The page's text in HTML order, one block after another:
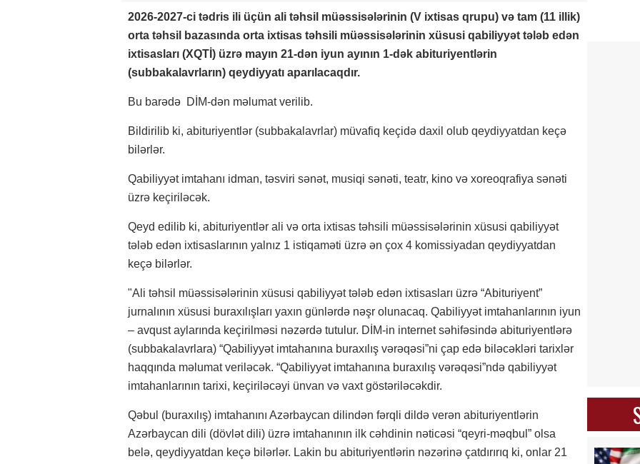
2026-2027-ci tədris ili üçün ali təhsil müəssisələrinin (V ixtisas qrupu) və tam (11 illik)
orta təhsil bazasında orta ixtisas təhsili müəssisələrinin xüsusi qabiliyyət tələb edən
ixtisasları (XQTİ) üzrə mayın 21-dən iyun ayının 1-dək abituriyentlərin
(subbakalavrların) qeydiyyatı aparılacaqdır.
Bu barədə DİM-dən məlumat verilib.
Bildirilib ki, abituriyentlər (subbakalavrlar) müvafiq keçidə daxil olub qeydiyyatdan keçə
bilərlər.
Qabiliyyət imtahanı idman, təsviri sənət, musiqi sənəti, teatr, kino və xoreoqrafiya sənəti
üzrə keçiriləcək.
Qeyd edilib ki, abituriyentlər ali və orta ixtisas təhsili müəssisələrinin xüsusi qabiliyyət
tələb edən ixtisaslarının yalnız 1 istiqaməti üzrə ən çox 4 komissiyadan qeydiyyatdan
keçə bilərlər.
"Ali təhsil müəssisələrinin xüsusi qabiliyyət tələb edən ixtisasları üzrə “Abituriyent”
jurnalının xüsusi buraxılışları yaxın günlərdə nəşr olunacaq. Qabiliyyət imtahanlarının iyun
– avqust aylarında keçirilməsi nəzərdə tutulur. DİM-in internet səhifəsində abituriyentlərə
(subbakalavrlara) “Qabiliyyət imtahanına buraxılış vərəqəsi”ni çap edə biləcəkləri tarixlər
haqqında məlumat veriləcək. “Qabiliyyət imtahanına buraxılış vərəqəsi”ndə qabiliyyət
imtahanlarının tarixi, keçiriləcəyi ünvan və vaxt göstəriləcəkdir.
Qəbul (buraxılış) imtahanını Azərbaycan dilindən fərqli dildə verən abituriyentlərin
Azərbaycan dili (dövlət dili) üzrə imtahanının ilk cəhdinin nəticəsi “qeyri-məqbul” olsa
belə, qeydiyyatdan keçə bilərlər. Lakin bu abituriyentlərin nəzərinə çatdırırıq ki, onlar 21